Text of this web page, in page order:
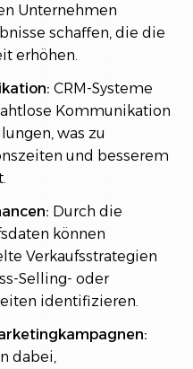
Unternehmen
schaffen, die die
erhöhen.
CRM-Systeme
Kommunikation
was zu
und besserem
Durch die
können
Verkaufsstrategien
Selling- oder
identifizieren.
dabei,